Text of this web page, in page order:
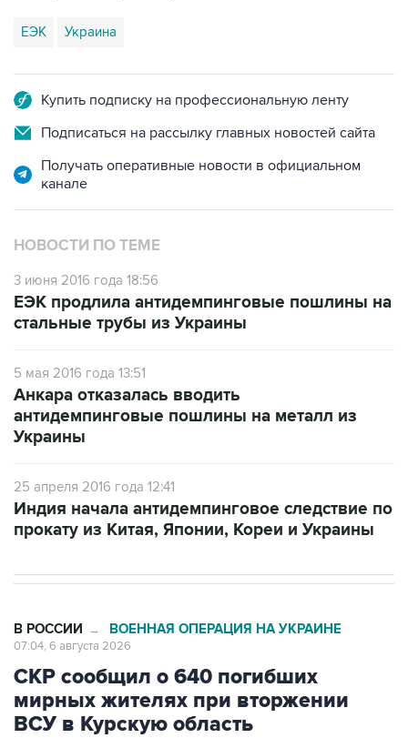
ЕЭК Украина
Купить подписку на профессиональную ленту
Подписаться на рассылку главных новостей сайта
Получать оперативные новости в официальном
канале
НОВОСТИ ПО ТЕМЕ
3 июня 2016 года 18:56
ЕЭК продлила антидемпинговые пошлины на
стальные трубы из Украины
5 мая 2016 года 13:51
Анкара отказалась вводить
антидемпинговые пошлины на металл из
Украины
25 апреля 2016 года 12:41
Индия начала антидемпинговое следствие по
прокату из Китая, Японии, Кореи и Украины
В РОССИИ → ВОЕННАЯ ОПЕРАЦИЯ НА УКРАИНЕ
07:04, 6 августа 2026
СКР сообщил о 640 погибших
мирных жителях при вторжении
ВСУ в Курскую область